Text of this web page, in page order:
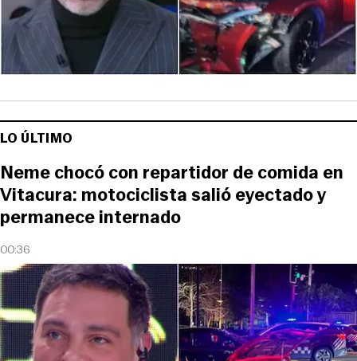
LO ÚLTIMO
00:36
Neme chocó con repartidor de comida en
Vitacura: motociclista salió eyectado y
permanece internado